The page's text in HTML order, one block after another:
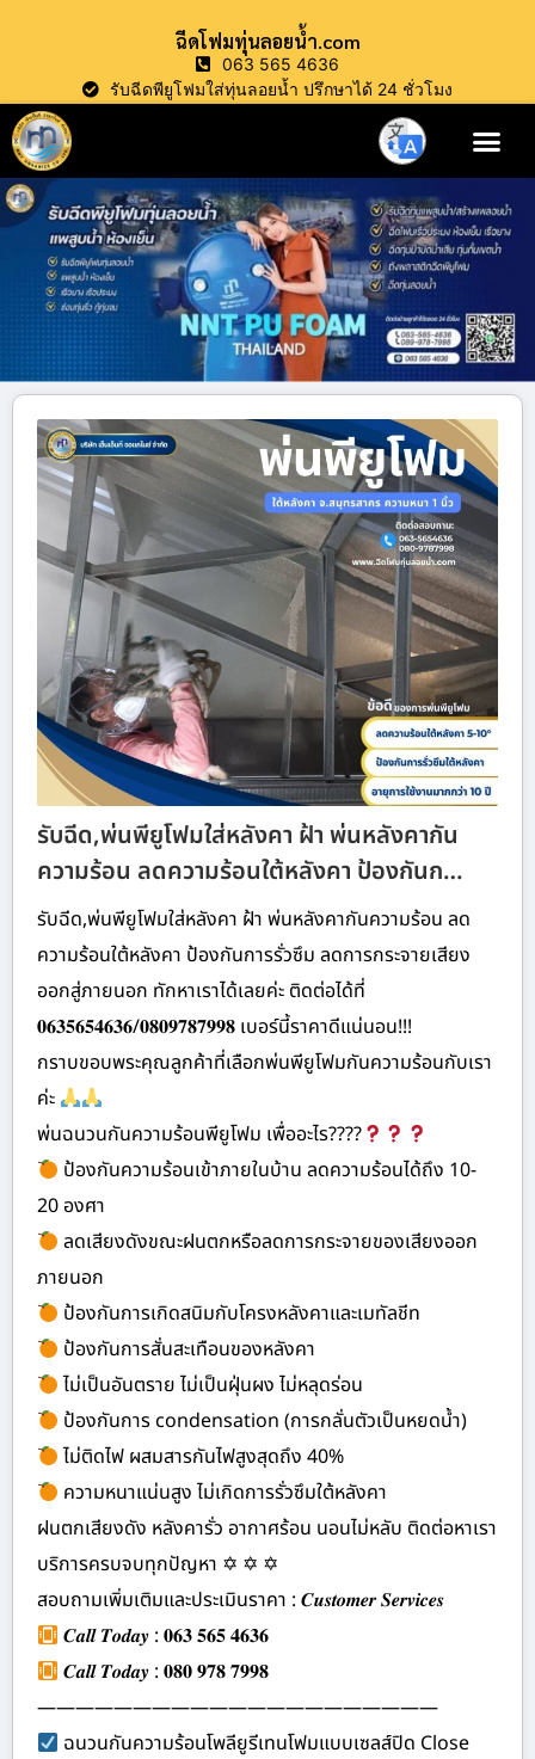
ฉีดโฟมทุ่นลอยน้ำ.com
063 565 4636
รับฉีดพียูโฟมใส่ทุ่นลอยน้ำ ปรึกษาได้ 24 ชั่วโมง
รับฉีด,พ่นพียูโฟมใส่หลังคา ฝ้า พ่นหลังคากัน
ความร้อน ลดความร้อนใต้หลังคา ป้องกันก…
รับฉีด,พ่นพียูโฟมใส่หลังคา ฝ้า พ่นหลังคากันความร้อน ลด
ความร้อนใต้หลังคา ป้องกันการรั่วซึม ลดการกระจายเสียง
ออกสู่ภายนอก ทักหาเราได้เลยค่ะ ติดต่อได้ที่
𝟎𝟔𝟑𝟓𝟔𝟓𝟒𝟔𝟑𝟔/𝟎𝟖𝟎𝟗𝟕𝟖𝟕𝟗𝟗𝟖 เบอร์นี้ราคาดีแน่นอน!!!
กราบขอบพระคุณลูกค้าที่เลือกพ่นพียูโฟมกันความร้อนกับเรา
ค่ะ
พ่นฉนวนกันความร้อนพียูโฟม เพื่ออะไร????
ป้องกันความร้อนเข้าภายในบ้าน ลดความร้อนได้ถึง 10-
20 องศา
ลดเสียงดังขณะฝนตกหรือลดการกระจายของเสียงออก
ภายนอก
ป้องกันการเกิดสนิมกับโครงหลังคาและเมทัลชีท
ป้องกันการสั่นสะเทือนของหลังคา
ไม่เป็นอันตราย ไม่เป็นฝุ่นผง ไม่หลุดร่อน
ป้องกันการ condensation (การกลั่นตัวเป็นหยดน้ำ)
ไม่ติดไฟ ผสมสารกันไฟสูงสุดถึง 40%
ความหนาแน่นสูง ไม่เกิดการรั่วซึมใต้หลังคา
ฝนตกเสียงดัง หลังคารั่ว อากาศร้อน นอนไม่หลับ ติดต่อหาเรา
บริการครบจบทุกปัญหา ✡ ✡ ✡
สอบถามเพิ่มเติมและประเมินราคา : 𝑪𝒖𝒔𝒕𝒐𝒎𝒆𝒓 𝑺𝒆𝒓𝒗𝒊𝒄𝒆𝒔
𝑪𝒂𝒍𝒍 𝑻𝒐𝒅𝒂𝒚 : 𝟎𝟔𝟑 𝟓𝟔𝟓 𝟒𝟔𝟑𝟔
𝑪𝒂𝒍𝒍 𝑻𝒐𝒅𝒂𝒚 : 𝟎𝟖𝟎 𝟗𝟕𝟖 𝟕𝟗𝟗𝟖
—————————————————————
ฉนวนกันความร้อนโพลียูรีเทนโฟมแบบเซลส์ปิด Close